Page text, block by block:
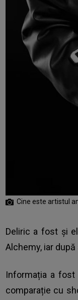
Cine este artistul
Deliric a fost și
Alchemy, iar
Informația a
comparație cu